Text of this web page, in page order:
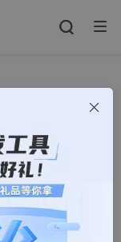
识图谱增强